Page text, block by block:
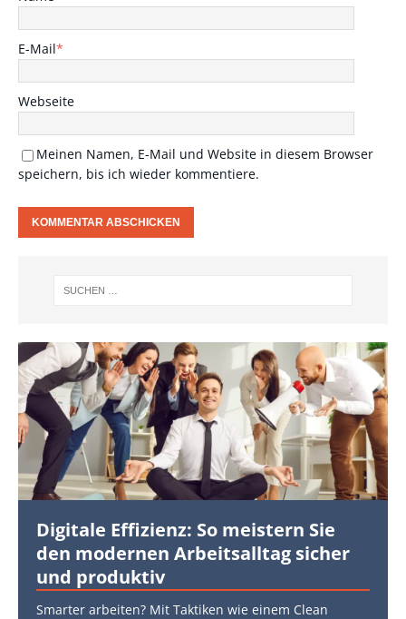
E-Mail*
Webseite
Meinen Namen, E-Mail und Website in diesem Browser
speichern, bis ich wieder kommentiere.
Digitale Effizienz: So meistern Sie
den modernen Arbeitsalltag sicher
und produktiv
Smarter arbeiten? Mit Taktiken wie einem Clean